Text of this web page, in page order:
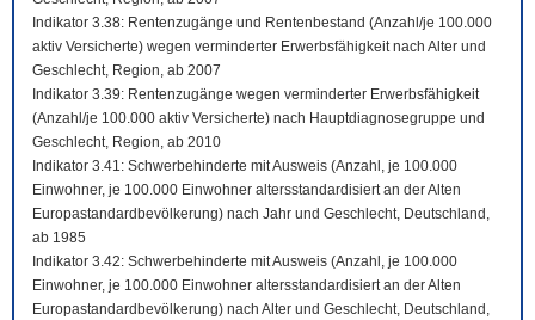
Indikator 3.38: Rentenzugänge und Rentenbestand (Anzahl/je 100.000
aktiv Versicherte) wegen verminderter Erwerbsfähigkeit nach Alter und
Geschlecht, Region, ab 2007
Indikator 3.39: Rentenzugänge wegen verminderter Erwerbsfähigkeit
(Anzahl/je 100.000 aktiv Versicherte) nach Hauptdiagnosegruppe und
Geschlecht, Region, ab 2010
Indikator 3.41: Schwerbehinderte mit Ausweis (Anzahl, je 100.000
Einwohner, je 100.000 Einwohner altersstandardisiert an der Alten
Europastandardbevölkerung) nach Jahr und Geschlecht, Deutschland,
ab 1985
Indikator 3.42: Schwerbehinderte mit Ausweis (Anzahl, je 100.000
Einwohner, je 100.000 Einwohner altersstandardisiert an der Alten
Europastandardbevölkerung) nach Alter und Geschlecht, Deutschland,